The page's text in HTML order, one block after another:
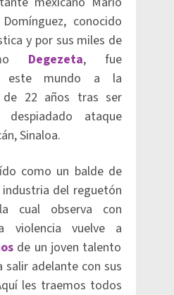
conocido
y por sus miles de
Degezeta, fue
este mundo a la
de 22 años tras ser
ataque
Sinaloa.
como un balde de
del reguetón
cual observa con
violencia vuelve a
de un joven talento
salir adelante con sus
les traemos todos